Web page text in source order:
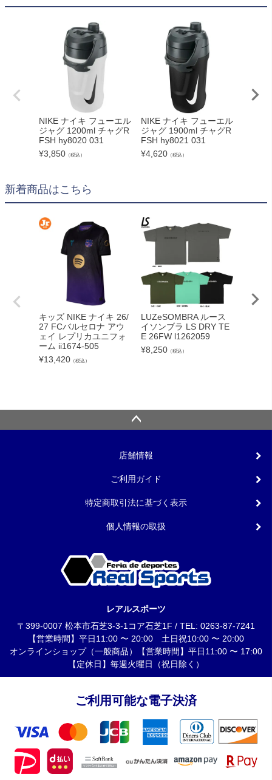
NIKE ナイキ フューエル
ジャグ 1200ml チャグR
FSH hy8020 031
¥3,850 （税込）
NIKE ナイキ フューエル
ジャグ 1900ml チャグR
FSH hy8021 031
¥4,620 （税込）
新着商品はこちら
キッズ NIKE ナイキ 26/
27 FCバルセロナ アウ
ェイ レプリカユニフォ
ーム ii1674-505
¥13,420 （税込）
LUZeSOMBRA ルース
イソンブラ LS DRY TE
E 26FW l1262059
¥8,250 （税込）
店舗情報
ご利用ガイド
特定商取引法に基づく表示
個人情報の取扱
レアルスポーツ
〒399-0007 松本市石芝3-3-1コア石芝1F / TEL: 0263-87-7241
【営業時間】平日11:00 〜 20:00 土日祝10:00 〜 20:00
オンラインショップ（一般商品）【営業時間】平日11:00 〜 17:00
【定休日】毎週火曜日（祝日除く）
ご利用可能な電子決済